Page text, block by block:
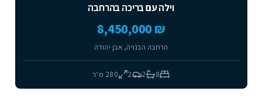
וילה עם בריכה בהרחבה
₪ 8,450,000
הרחבה הבנויה, אבן יהודה
8
2
2
280מ״ר